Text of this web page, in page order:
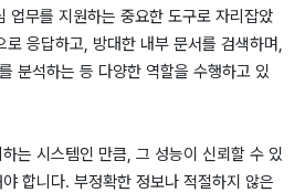
업무를 지원하는 중요한 도구로 자리잡았
로 응답하고, 방대한 내부 문서를 검색하며,
분석하는 등 다양한 역할을 수행하고 있
는 시스템인 만큼, 그 성능이 신뢰할 수 있
합니다. 부정확한 정보나 적절하지 않은